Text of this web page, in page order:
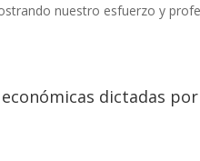
nuestro esfuerzo y
dictadas